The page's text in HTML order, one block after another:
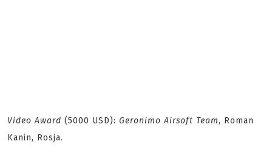
Video Award (5000 USD): Geronimo Airsoft Team, Roman
Kanin, Rosja.